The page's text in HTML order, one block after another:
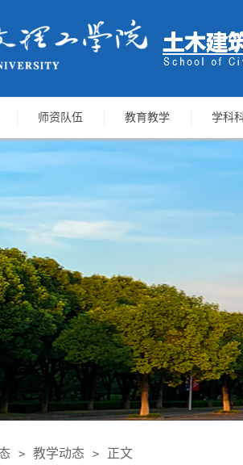
师资队伍 教育教学 学科
> 教学动态 > 正文